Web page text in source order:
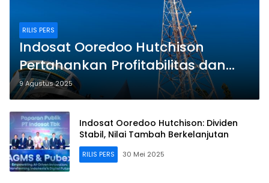
RILIS PERS
Indosat Ooredoo Hutchison
Pertahankan Profitabilitas dan
Perkuat Fondasi Bisnis di Tengah
Dinamika Pasar yang Menantang
9 Agustus 2025
Indosat Ooredoo Hutchison: Dividen
Stabil, Nilai Tambah Berkelanjutan
RILIS PERS 30 Mei 2025